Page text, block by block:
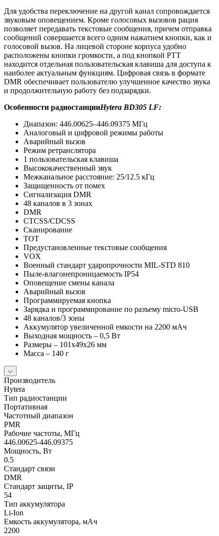
Для удобства переключение на другой канал сопровождается
звуковым оповещением. Кроме голосовых вызовов рация
позволяет передавать текстовые сообщения, причем отправка
сообщений совершается всего одним нажатием кнопки, как и
голосовой вызов. На лицевой стороне корпуса удобно
расположены кнопки громкости, а под кнопкой PTT
находится отдельная пользовательская клавиша для доступа к
наиболее актуальным функциям. Цифровая связь в формате
DMR обеспечивает пользователю улучшенное качество звука
и продолжительную работу без подзарядки.
Особенности радиостанцииHytera BD305 LF:
Диапазон: 446.00625–446.09375 МГц
Аналоговый и цифровой режимы работы
Аварийный вызов
Режим ретранслятора
1 пользовательская клавиша
Высококачественный звук
Межканальное расстояние: 25/12.5 кГц
Защищенность от помех
Сигнализация DMR
48 каналов в 3 зонах
DMR
CTCSS/CDCSS
Сканирование
TOT
Предустановленные текстовые сообщения
VOX
Военный стандарт ударопрочности MIL-STD 810
Пыле-влагонепроницаемость IP54
Оповещение смены канала
Аварийный вызов
Программируемая кнопка
Зарядка и программирование по разъему micro-USB
48 каналов/3 зоны
Аккумулятор увеличенной емкости на 2200 мАч
Выходная мощность – 0,5 Вт
Размеры – 101х49х26 мм
Масса – 140 г
Производитель
Hytera
Тип радиостанции
Портативная
Частотный диапазон
PMR
Рабочие частоты, МГц
446.00625-446.09375
Мощность, Вт
0.5
Стандарт связи
DMR
Стандарт защиты, IP
54
Тип аккумулятора
Li-Ion
Емкость аккумулятора, мАч
2200